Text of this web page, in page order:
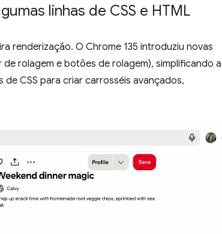
linhas de CSS e HTML
renderização. O Chrome 135 introduziu novas
rolagem e botões de rolagem), simplificando a
CSS para criar carrosséis avançados,